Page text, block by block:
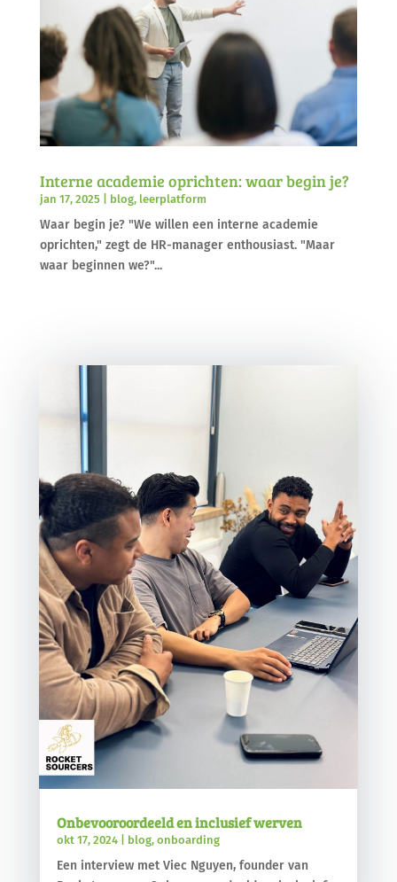
Interne academie oprichten: waar begin je?
jan 17, 2025| blog, leerplatform
Waar begin je? "We willen een interne academie
oprichten," zegt de HR-manager enthousiast. "Maar
waar beginnen we?"...
Onbevooroordeeld en inclusief werven
okt 17, 2024| blog, onboarding
Een interview met Viec Nguyen, founder van